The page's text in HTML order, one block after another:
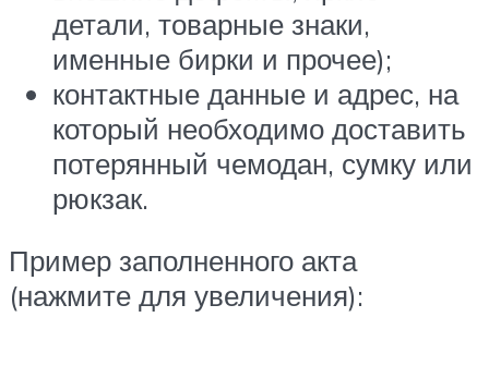
детали, товарные знаки,
именные бирки и прочее);
контактные данные и адрес, на
который необходимо доставить
потерянный чемодан, сумку или
рюкзак.
Пример заполненного акта
(нажмите для увеличения):